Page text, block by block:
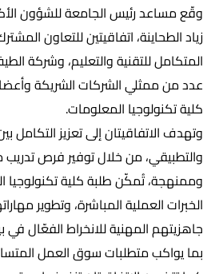
وقّع مساعد رئيس الجامعة للشؤون
زياد الطحاينة، اتفاقيتين للتعاون
المتكامل للتقنية والتعليم، وشركة
عدد من ممثلي الشركات الشريكة
كلية تكنولوجيا المعلومات.
وتهدف الاتفاقيتان إلى تعزيز التكامل
والتطبيقي، من خلال توفير فرص تدريب
وممنهجة، تُمكّن طلبة كلية
الخبرات العملية المباشرة، وتطوير
جاهزيتهم المهنية للانخراط الفعّال في
بما يواكب متطلبات سوق العمل